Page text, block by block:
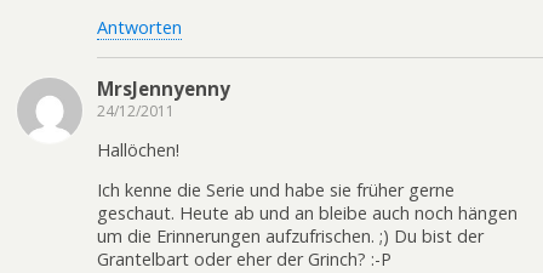
Antworten
MrsJennyenny
24/12/2011
Hallöchen!
Ich kenne die Serie und habe sie früher gerne
geschaut. Heute ab und an bleibe auch noch hängen
um die Erinnerungen aufzufrischen. ;) Du bist der
Grantelbart oder eher der Grinch? :-P